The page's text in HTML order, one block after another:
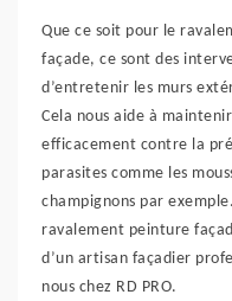
Que ce soit pour le
façade, ce sont des
d’entretenir les murs
Cela nous aide à
efficacement contre la
parasites comme les
champignons par
ravalement peinture
d’un artisan façadier
nous chez RD PRO.